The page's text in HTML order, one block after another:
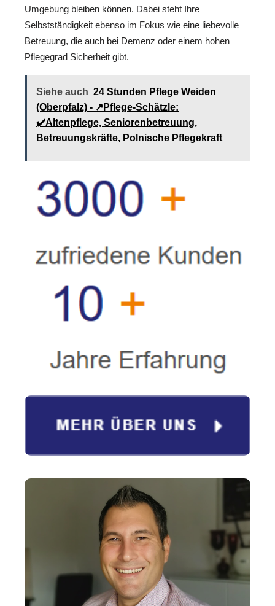
Umgebung bleiben können. Dabei steht Ihre
Selbstständigkeit ebenso im Fokus wie eine liebevolle
Betreuung, die auch bei Demenz oder einem hohen
Pflegegrad Sicherheit gibt.
Siehe auch 24 Stunden Pflege Weiden
(Oberpfalz) - ↗️Pflege-Schätzle:
✔️Altenpflege, Seniorenbetreuung,
Betreuungskräfte, Polnische Pflegekraft